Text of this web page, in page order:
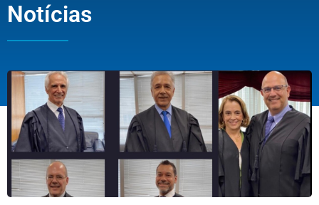
Notícias